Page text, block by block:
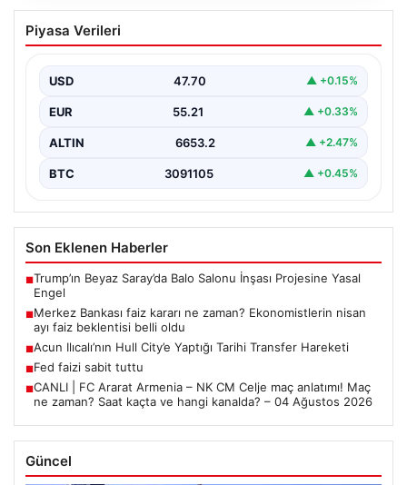
Acun Ilıcalı’nın Hull City’e Yaptığı Tarihi
Transfer Hareketi
kaderini değiştiren önemli adımlar olarak öne çıkar.
Hull…
Piyasa Verileri
USD 47.70 ▲ +0.15%
EUR 55.21 ▲ +0.33%
ALTIN 6653.2 ▲ +2.47%
BTC 3091105 ▲ +0.45%
Son Eklenen Haberler
■Trump’ın Beyaz Saray’da Balo Salonu İnşası Projesine Yasal
Engel
■Merkez Bankası faiz kararı ne zaman? Ekonomistlerin nisan
ayı faiz beklentisi belli oldu
■Acun Ilıcalı’nın Hull City’e Yaptığı Tarihi Transfer Hareketi
■Fed faizi sabit tuttu
■CANLI | FC Ararat Armenia – NK CM Celje maç anlatımı! Maç
ne zaman? Saat kaçta ve hangi kanalda? – 04 Ağustos 2026
Güncel